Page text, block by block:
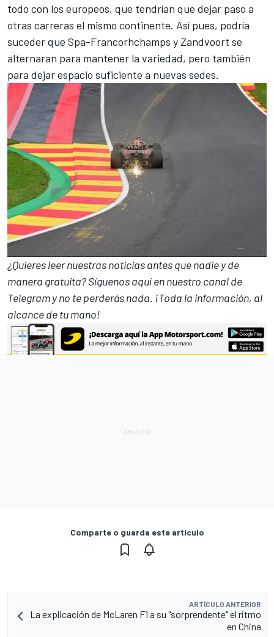
todo con los europeos, que tendrían que dejar paso a
otras carreras el mismo continente. Así pues, podría
suceder que Spa-Francorhchamps y Zandvoort se
alternaran para mantener la variedad, pero también
para dejar espacio suficiente a nuevas sedes.
¿Quieres leer nuestras noticias antes que nadie y de
manera gratuita? Síguenosaquí en nuestro canal de
Telegramy no te perderás nada. ¡Toda la información, al
alcance de tu mano!
Comparte o guarda este artículo
ARTÍCULO ANTERIOR
La explicación de McLaren F1 a su "sorprendente" el ritmo
en China